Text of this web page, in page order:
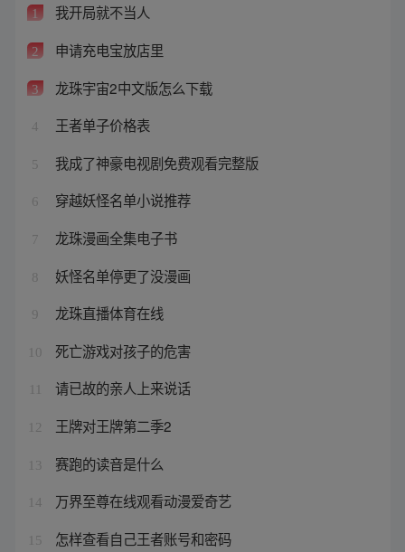
1 我开局就不当人
2 申请充电宝放店里
3 龙珠宇宙2中文版怎么下载
4 王者单子价格表
5 我成了神豪电视剧免费观看完整版
6 穿越妖怪名单小说推荐
7 龙珠漫画全集电子书
8 妖怪名单停更了没漫画
9 龙珠直播体育在线
10 死亡游戏对孩子的危害
请已故的亲人上来说话
12 王牌对王牌第二季2
13 赛跑的读音是什么
14 万界至尊在线观看动漫爱奇艺
15 怎样查看自己王者账号和密码